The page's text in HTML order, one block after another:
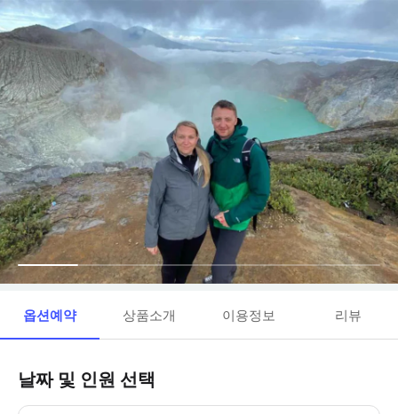
옵션예약 상품소개 이용정보 리뷰
날짜 및 인원 선택